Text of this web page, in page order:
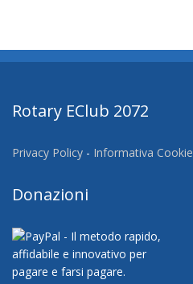
Rotary EClub 2072
Privacy Policy - Informativa Cookie
Donazioni